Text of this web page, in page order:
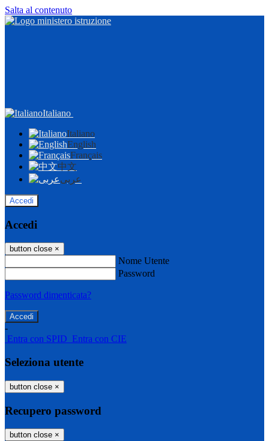
Salta al contenuto
Italiano
Italiano
English
Français
中文
عربى
Accedi
Accedi
button close ×
Nome Utente
Password
Password dimenticata?
-
Entra con SPID Entra con CIE
Seleziona utente
button close ×
Recupero password
button close ×